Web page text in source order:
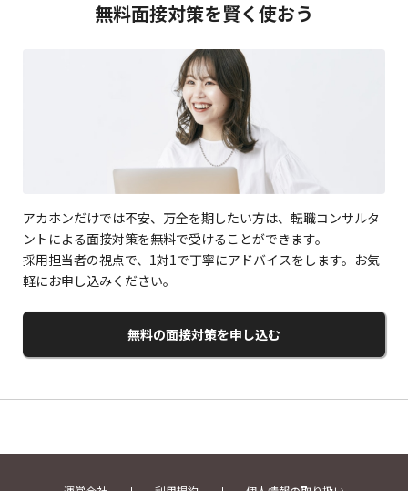
無料面接対策を賢く使おう
アカホンだけでは不安、万全を期したい方は、転職コンサルタ
ントによる面接対策を無料で受けることができます。
採用担当者の視点で、1対1で丁寧にアドバイスをします。お気
軽にお申し込みください。
無料の面接対策を申し込む